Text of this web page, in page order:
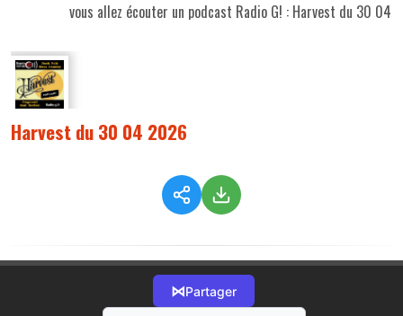
vous allez écouter un podcast Radio G! : Harvest du 30 04
Harvest du 30 04 2026
⋈Partager